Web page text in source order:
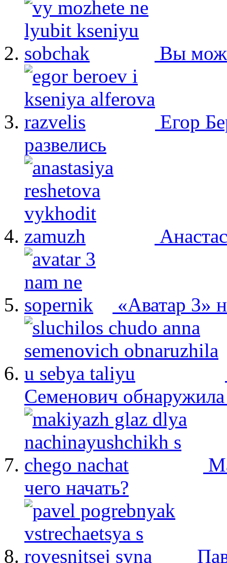
Вы
Егор
развелись
«Аватар 3»
Семенович
чего начать?